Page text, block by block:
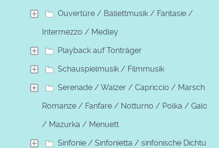
Ouvertüre / Ballettmusik / Fantasie /
Intermezzo / Medley
Playback auf Tonträger
Schauspielmusik / Filmmusik
Serenade / Walzer / Capriccio / Marsch /
Romanze / Fanfare / Notturno / Polka / Galopp
/ Mazurka / Menuett
Sinfonie / Sinfonietta / sinfonische Dichtung